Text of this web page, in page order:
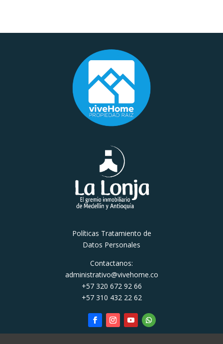
Políticas Tratamiento de
Datos Personales
Contactanos:
administrativo@vivehome.co
+57 320 672 92 66
+57 310 432 22 62